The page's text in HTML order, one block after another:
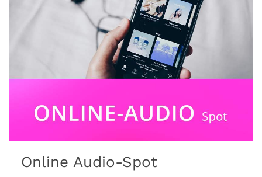
Online Audio-Spot